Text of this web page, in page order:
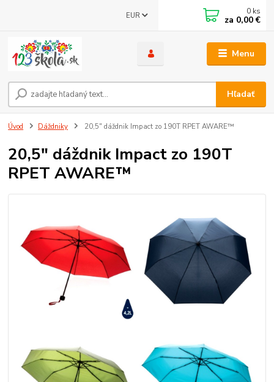
Menu
EUR
Hľadať
0 ks
za 0,00 €
Úvod Dáždniky 20,5" dáždnik Impact zo 190T RPET AWARE™
20,5" dáždnik Impact zo 190T
RPET AWARE™